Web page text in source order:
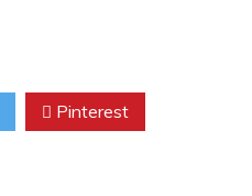
Pinterest